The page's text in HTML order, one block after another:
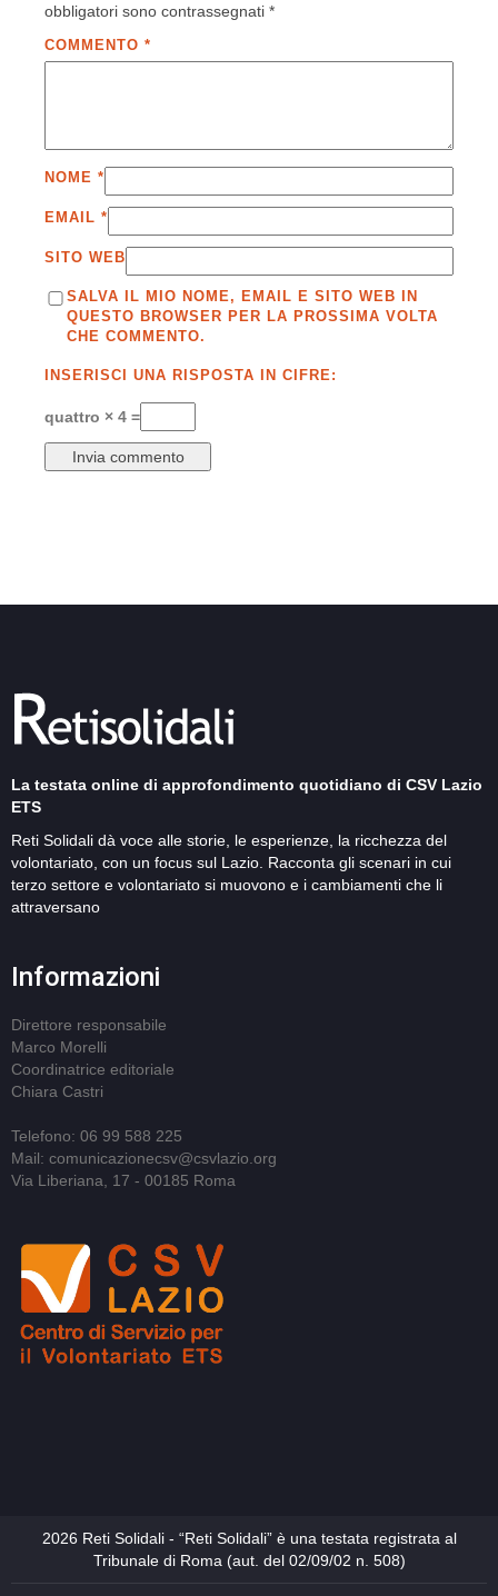
obbligatori sono contrassegnati *
COMMENTO *
NOME *
EMAIL *
SITO WEB
SALVA IL MIO NOME, EMAIL E SITO WEB IN
QUESTO BROWSER PER LA PROSSIMA VOLTA
CHE COMMENTO.
INSERISCI UNA RISPOSTA IN CIFRE:
quattro × 4 =
La testata online di approfondimento quotidiano di CSV Lazio
ETS
Reti Solidali dà voce alle storie, le esperienze, la ricchezza del
volontariato, con un focus sul Lazio. Racconta gli scenari in cui
terzo settore e volontariato si muovono e i cambiamenti che li
attraversano
Informazioni
Direttore responsabile
Marco Morelli
Coordinatrice editoriale
Chiara Castri
Telefono: 06 99 588 225
Mail: comunicazionecsv@csvlazio.org
Via Liberiana, 17 - 00185 Roma
2026 Reti Solidali - “Reti Solidali” è una testata registrata al
Tribunale di Roma (aut. del 02/09/02 n. 508)